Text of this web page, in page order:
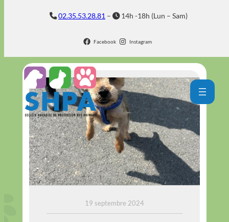
02.35.53.28.81 – 14h -18h (Lun – Sam)
Facebook Instagram
HUPPER
19 septembre 2024